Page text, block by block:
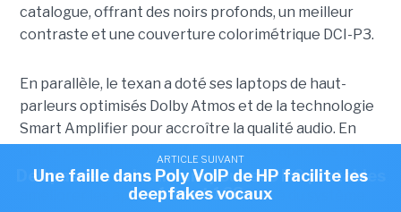
ARTICLE SUIVANT
Dell passe à l'aluminium pour ses PC portables
14s et 16S
catalogue, offrant des noirs profonds, un meilleur
contraste et une couverture colorimétrique DCI-P3.
En parallèle, le texan a doté ses laptops de haut-
parleurs optimisés Dolby Atmos et de la technologie
Smart Amplifier pour accroître la qualité audio. En
et d'autres fonctionnalités intelligentes qui viennent
améliorer les appels vidéo, la réactivité du système
ARTICLE SUIVANT
Une faille dans Poly VoIP de HP facilite les
deepfakes vocaux